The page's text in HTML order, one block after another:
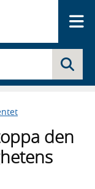
den